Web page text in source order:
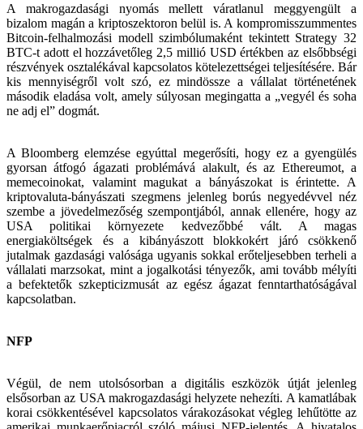
A makrogazdasági nyomás mellett váratlanul meggyengült a
bizalom magán a kriptoszektoron belül is. A kompromisszummentes
Bitcoin-felhalmozási modell szimbólumaként tekintett Strategy 32
BTC-t adott el hozzávetőleg 2,5 millió USD értékben az elsőbbségi
részvények osztalékával kapcsolatos kötelezettségei teljesítésére. Bár
kis mennyiségről volt szó, ez mindössze a vállalat történetének
második eladása volt, amely súlyosan megingatta a „vegyél és soha
ne adj el” dogmát.
A Bloomberg elemzése egyúttal megerősíti, hogy ez a gyengülés
gyorsan átfogó ágazati problémává alakult, és az Ethereumot, a
memecoinokat, valamint magukat a bányászokat is érintette. A
kriptovaluta-bányászati szegmens jelenleg borús negyedévvel néz
szembe a jövedelmezőség szempontjából, annak ellenére, hogy az
USA politikai környezete kedvezőbbé vált. A magas
energiaköltségek és a kibányászott blokkokért járó csökkenő
jutalmak gazdasági valósága ugyanis sokkal erőteljesebben terheli a
vállalati marzsokat, mint a jogalkotási tényezők, ami tovább mélyíti
a befektetők szkepticizmusát az egész ágazat fenntarthatóságával
kapcsolatban.
NFP
Végül, de nem utolsósorban a digitális eszközök útját jelenleg
elsősorban az USA makrogazdasági helyzete nehezíti. A kamatlábak
korai csökkentésével kapcsolatos várakozásokat végleg lehűtötte az